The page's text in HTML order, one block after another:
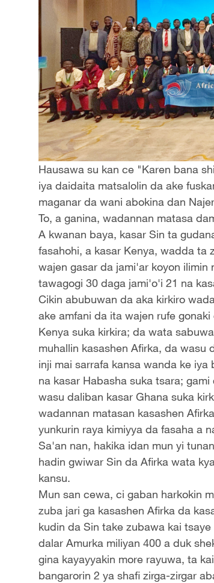
Hausawa su kan ce "Karen bana
iya daidaita matsalolin da ake
maganar da wani abokina dan
To, a ganina, wadannan matasa
A kwanan baya, kasar Sin ta
fasahohi, a kasar Kenya, wadda ta
wajen gasar da jami'ar koyon
tawagogi 30 daga jami'o'i 21 na
Cikin abubuwan da aka kirkiro
ake amfani da ita wajen rufe
Kenya suka kirkira; da wata
muhallin kasashen Afirka, da wasu
inji mai sarrafa kansa wanda ke
na kasar Habasha suka tsara;
wasu daliban kasar Ghana suka
wadannan matasan kasashen
yunkurin raya kimiyya da fasaha a
Sa'an nan, hakika idan mun yi
hadin gwiwar Sin da Afirka wata
kansu.
Mun san cewa, ci gaban harkokin
zuba jari ga kasashen Afirka da
kudin da Sin take zubawa kai
dalar Amurka miliyan 400 a duk
gina kayayyakin more rayuwa, ta
bangarorin 2 ya shafi zirga-zirgar